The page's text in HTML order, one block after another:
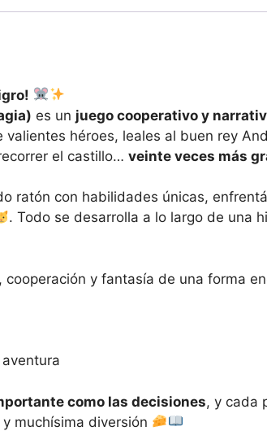
es un juego cooperativo y
héroes, leales al buen rey
el castillo… veinte veces más
ratón con habilidades únicas,
. Todo se desarrolla a lo largo de una
cooperación y fantasía de una forma
como las decisiones, y cada
muchísima diversión